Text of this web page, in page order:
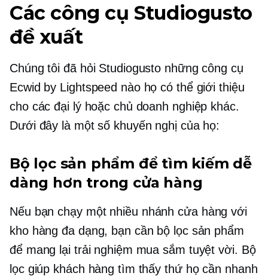
Các công cụ Studiogusto
đề xuất
Chúng tôi đã hỏi Studiogusto những công cụ
Ecwid by Lightspeed nào họ có thể giới thiệu
cho các đại lý hoặc chủ doanh nghiệp khác.
Dưới đây là một số khuyến nghị của họ:
Bộ lọc sản phẩm để tìm kiếm dễ
dàng hơn trong cửa hàng
Nếu bạn chạy một nhiều nhánh cửa hàng với
kho hàng đa dạng, bạn cần bộ lọc sản phẩm
để mang lại trải nghiệm mua sắm tuyệt vời. Bộ
lọc giúp khách hàng tìm thấy thứ họ cần nhanh